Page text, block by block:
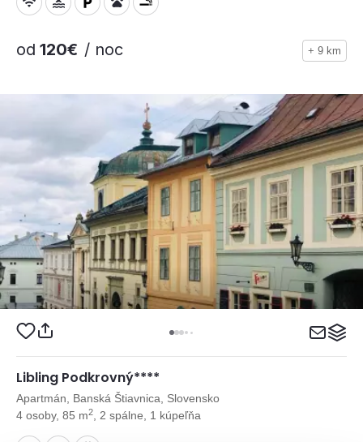
od 120€ / noc + 9 km
Libling Podkrovný****
Apartmán, Banská Štiavnica, Slovensko
4 osoby, 85 m2 , 2 spálne, 1 kúpeľňa